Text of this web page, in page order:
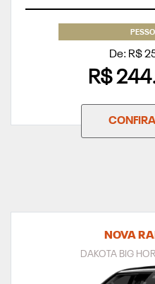
De: R$
R$
NOVA
DAKOTA BIG